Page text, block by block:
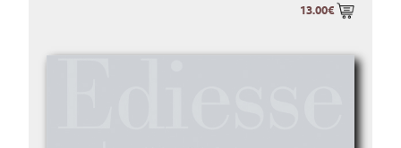
13.00€